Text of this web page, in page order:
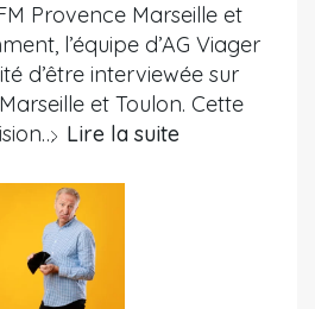
Provence Marseille et
l’équipe d’AG Viager
d’être interviewée sur
et Toulon. Cette
Lire la suite